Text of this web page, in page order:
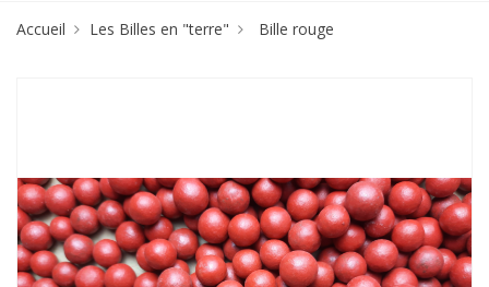
Accueil Les Billes en "terre" Bille rouge